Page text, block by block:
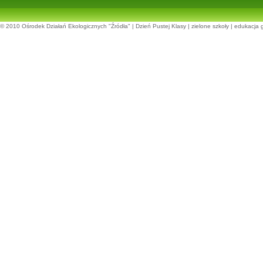
© 2010 Ośrodek Działań Ekologicznych "Źródła" | Dzień Pustej Klasy | zielone szkoły | edukacja